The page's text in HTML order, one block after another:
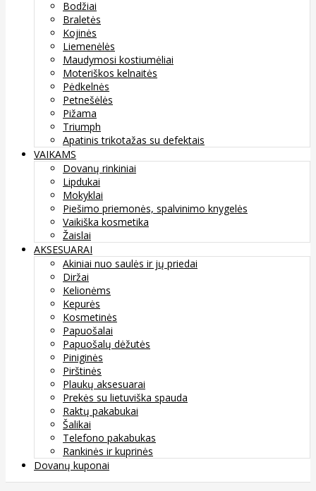
Bodžiai
Braletės
Kojinės
Liemenėlės
Maudymosi kostiumėliai
Moteriškos kelnaitės
Pėdkelnės
Petnešėlės
Pižama
Triumph
Apatinis trikotažas su defektais
VAIKAMS
Dovanų rinkiniai
Lipdukai
Mokyklai
Piešimo priemonės, spalvinimo knygelės
Vaikiška kosmetika
Žaislai
AKSESUARAI
Akiniai nuo saulės ir jų priedai
Diržai
Kelionėms
Kepurės
Kosmetinės
Papuošalai
Papuošalų dėžutės
Piniginės
Pirštinės
Plaukų aksesuarai
Prekės su lietuviška spauda
Raktų pakabukai
Šalikai
Telefono pakabukas
Rankinės ir kuprinės
Dovanų kuponai